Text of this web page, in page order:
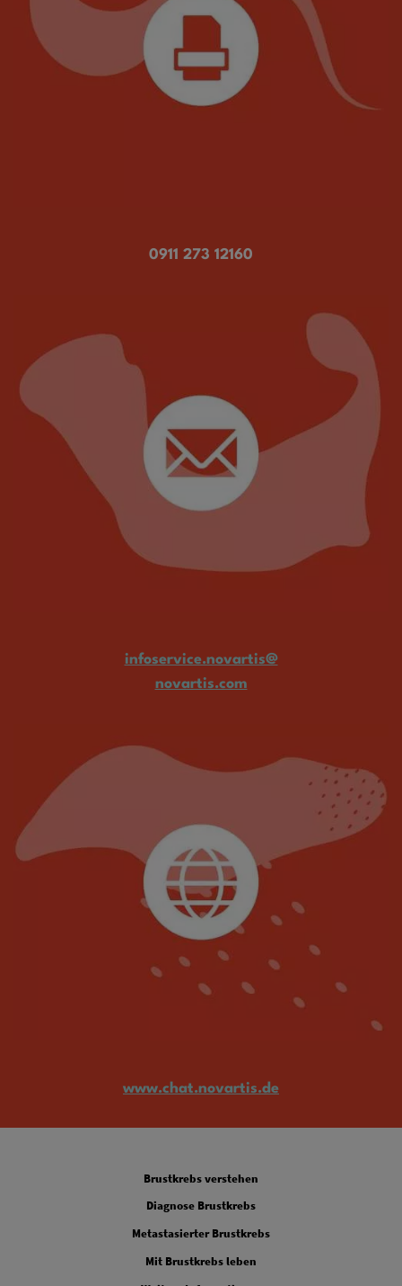
0911 273 12160
infoservice.novartis@
novartis.com
www.chat.novartis.de
Brustkrebs verstehen
Diagnose Brustkrebs
Metastasierter Brustkrebs
Mit Brustkrebs leben